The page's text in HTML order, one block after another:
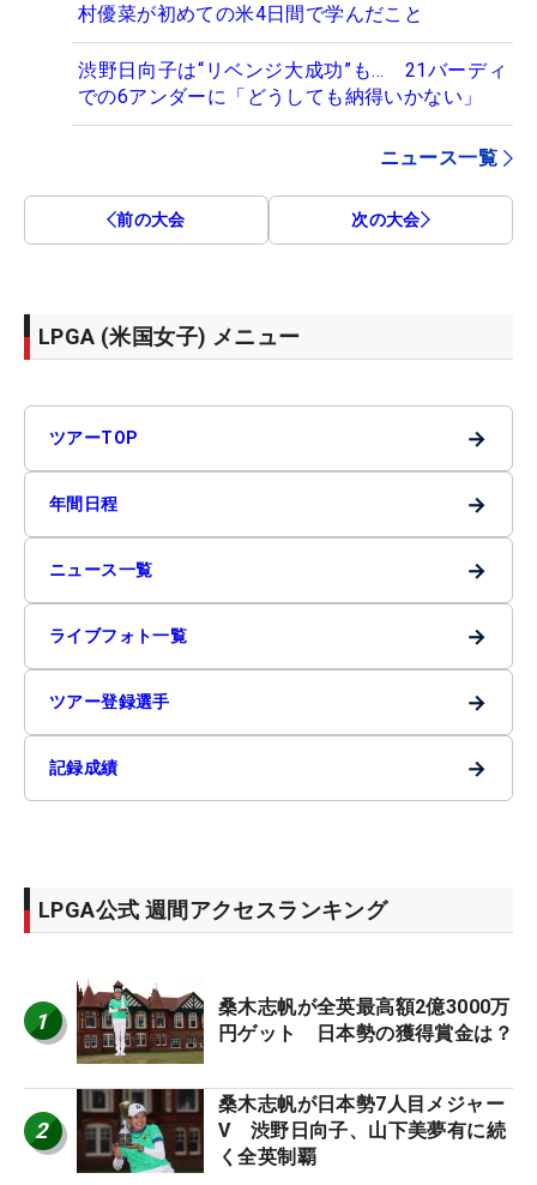
村優菜が初めての米4日間で学んだこと
渋野日向子は“リベンジ大成功”も… 21バーディ
での6アンダーに「どうしても納得いかない」
ニュース一覧
前の大会 次の大会
LPGA (米国女子) メニュー
ツアーTOP →
年間日程 →
ニュース一覧 →
ライブフォト一覧 →
ツアー登録選手 →
記録成績 →
LPGA公式 週間アクセスランキング
1
桑木志帆が全英最高額2億3000万
円ゲット 日本勢の獲得賞金は？
2
桑木志帆が日本勢7人目メジャー
V 渋野日向子、山下美夢有に続
く全英制覇